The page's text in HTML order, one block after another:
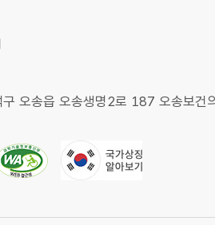
오송읍 오송생명2로 187 오송보건